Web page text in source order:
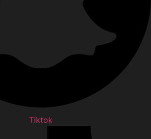
Tiktok